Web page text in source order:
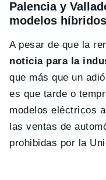
Palencia y
modelos
A pesar de que la
noticia para la
que más que un
es que tarde o
modelos eléctricos
las ventas de
prohibidas por la